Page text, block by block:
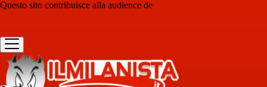
Questo sito contribuisce alla audience de